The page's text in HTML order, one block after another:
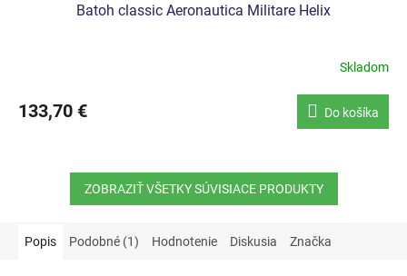
Batoh classic Aeronautica Militare Helix
Skladom
133,70 € Do košíka
ZOBRAZIŤ VŠETKY SÚVISIACE PRODUKTY
Popis Podobné (1) Hodnotenie Diskusia Značka